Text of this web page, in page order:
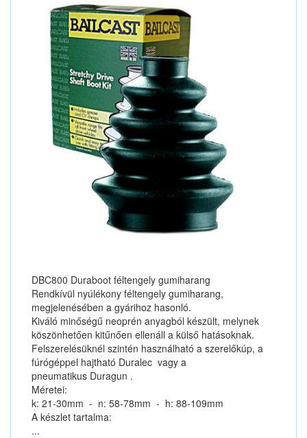
DBC800 Duraboot féltengely gumiharang
Rendkívül nyúlékony féltengely gumiharang,
megjelenésében a gyárihoz hasonló.
Kiváló minőségű neoprén anyagból készült, melynek
köszönhetően kitűnően ellenáll a külső hatásoknak.
Felszerelésüknél szintén használható a szerelőkúp, a
fúrógéppel hajtható Duralec vagy a
pneumatikus Duragun .
Méretei:
k: 21-30mm - n: 58-78mm - h: 88-109mm
A készlet tartalma:
...